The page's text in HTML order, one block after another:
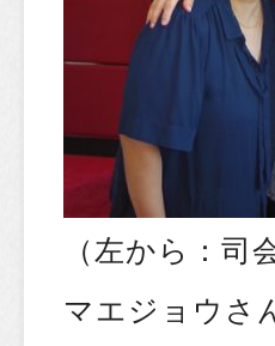
（左から：
マエジョウさ